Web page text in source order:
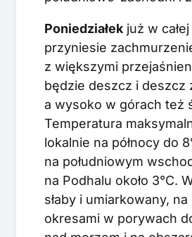
Poniedziałek już w
przyniesie
z większymi
będzie deszcz i deszcz
a wysoko w górach też
Temperatura
lokalnie na północy do
na południowym
na Podhalu około 3°C.
słaby i umiarkowany,
okresami w porywach